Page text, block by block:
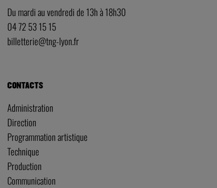
Du mardi au vendredi de 13h à 18h30
04 72 53 15 15
billetterie@tng-lyon.fr
CONTACTS
Administration
Direction
Programmation artistique
Technique
Production
Communication